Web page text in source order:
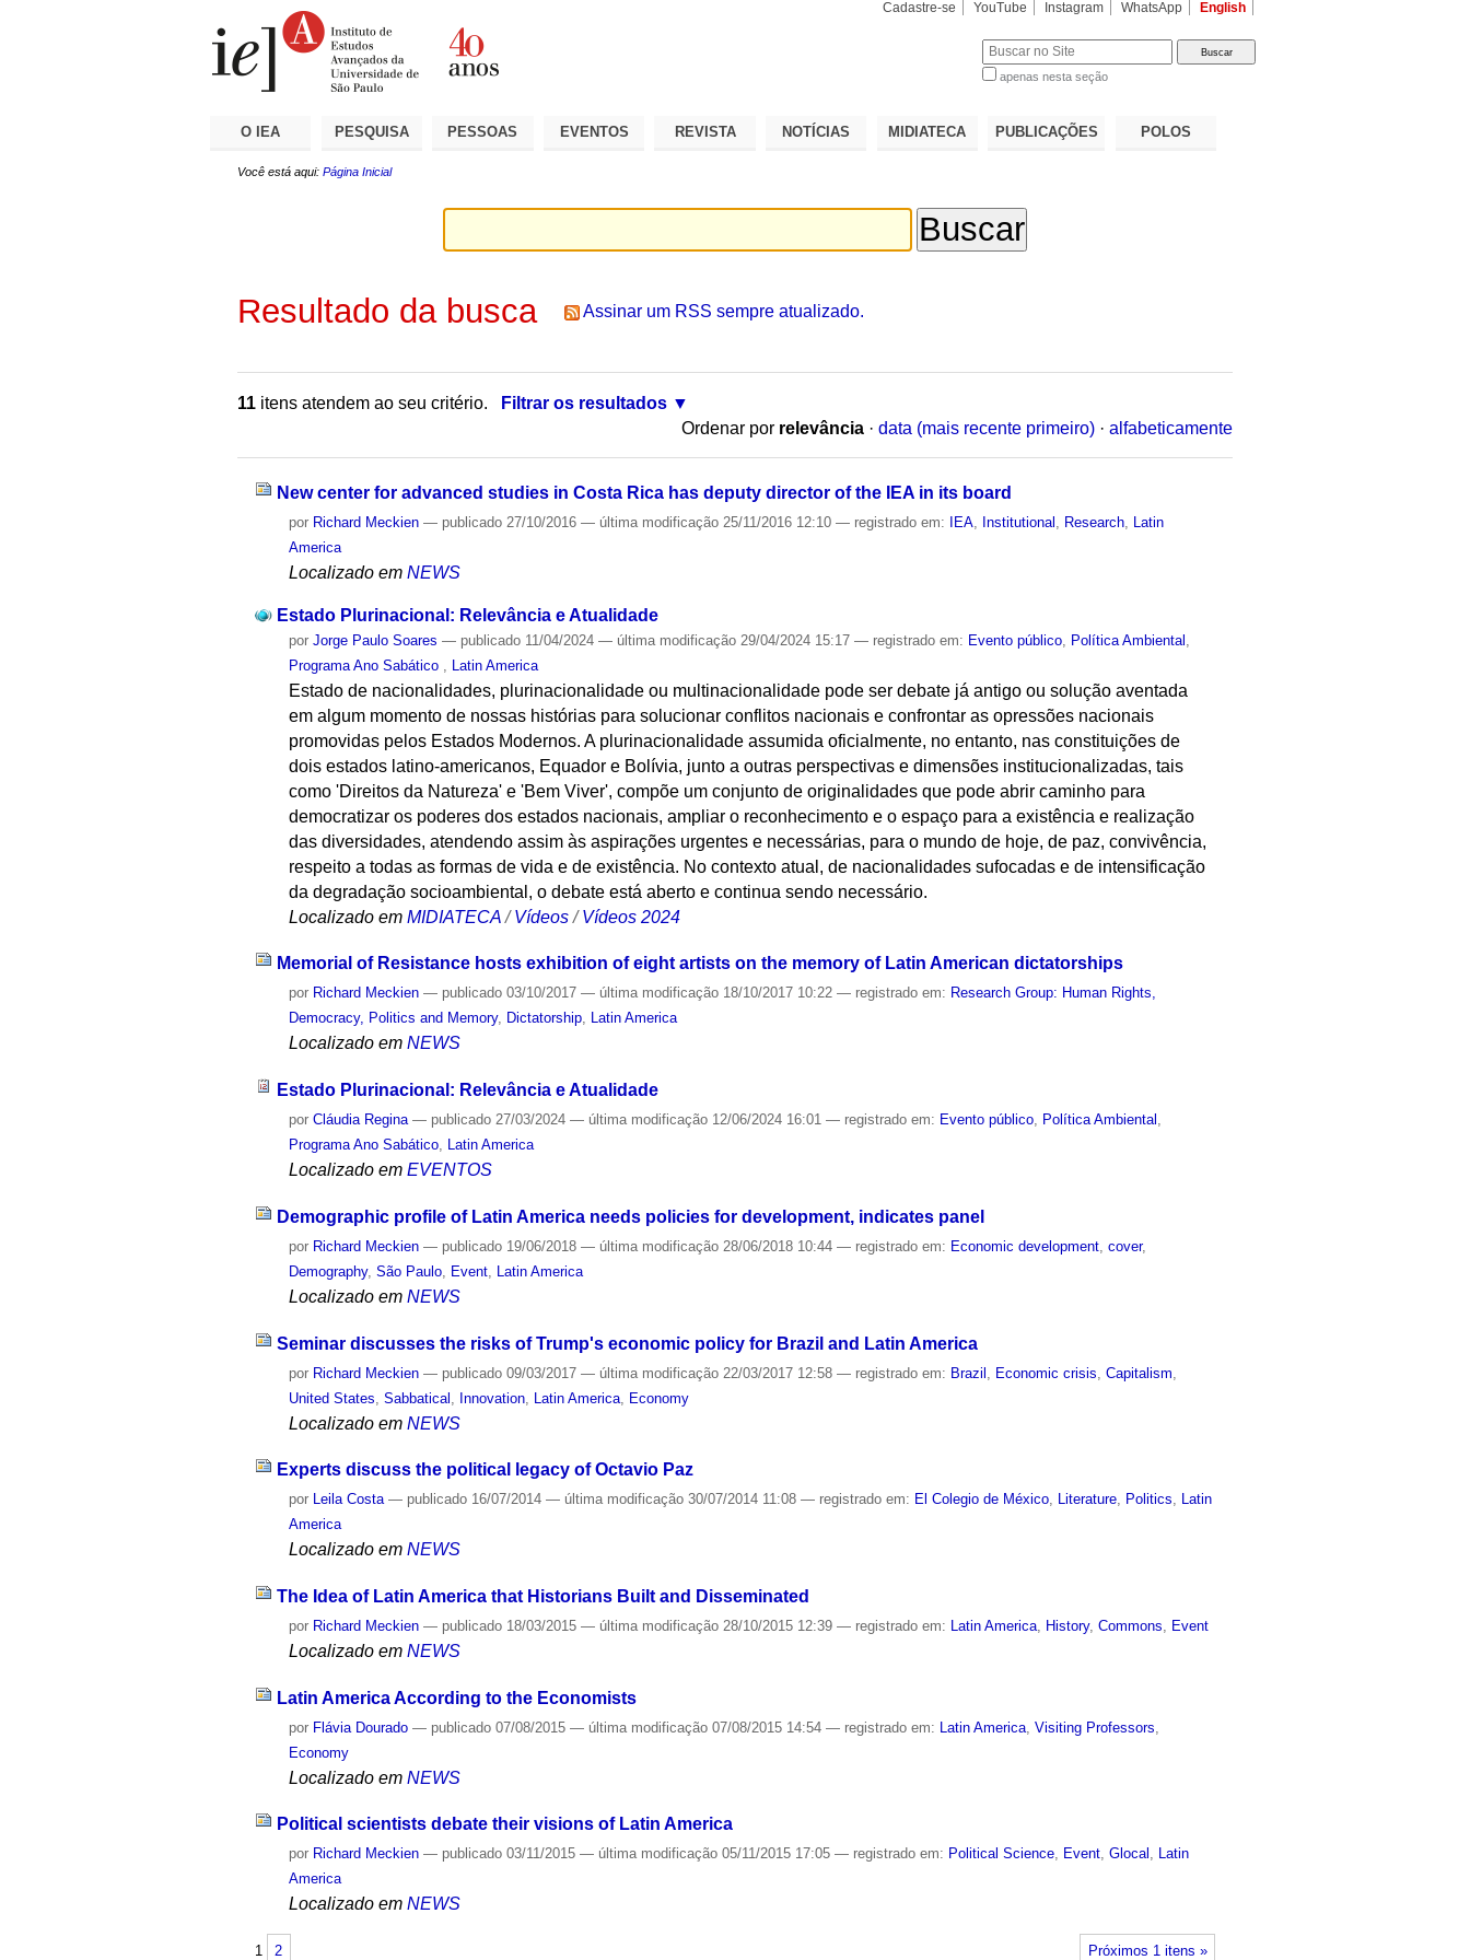
Cadastre-se YouTube Instagram WhatsApp English
apenas nesta seção
O IEA PESQUISA PESSOAS EVENTOS REVISTA NOTÍCIAS MIDIATECA PUBLICAÇÕES POLOS
Você está aqui: Página Inicial
Resultado da busca Assinar um RSS sempre atualizado.
11 itens atendem ao seu critério.
Filtrar os resultados
Ordenar por relevância · data (mais recente primeiro) · alfabeticamente
New center for advanced studies in Costa Rica has deputy director of the IEA in its board
por Richard Meckien — publicado 27/10/2016— última modificação 25/11/2016 12:10— registrado em: IEA Institutional Research
Latin
America
Localizado em NEWS
Estado Plurinacional: Relevância e Atualidade
porJorge Paulo Soares — publicado 11/04/2024— última modificação 29/04/2024 15:17— registrado em: Evento público Política Ambiental
Programa Ano Sabático
Latin America
Estado de nacionalidades, plurinacionalidade ou multinacionalidade pode ser debate já antigo ou solução aventada
em algum momento de nossas histórias para solucionar conflitos nacionais e confrontar as opressões nacionais
promovidas pelos Estados Modernos. A plurinacionalidade assumida oficialmente, no entanto, nas constituições de
dois estados latino-americanos, Equador e Bolívia, junto a outras perspectivas e dimensões institucionalizadas, tais
como 'Direitos da Natureza' e 'Bem Viver', compõe um conjunto de originalidades que pode abrir caminho para
democratizar os poderes dos estados nacionais, ampliar o reconhecimento e o espaço para a existência e realização
das diversidades, atendendo assim às aspirações urgentes e necessárias, para o mundo de hoje, de paz, convivência,
respeito a todas as formas de vida e de existência. No contexto atual, de nacionalidades sufocadas e de intensificação
da degradação socioambiental, o debate está aberto e continua sendo necessário.
Localizado em MIDIATECA /Vídeos /Vídeos 2024
Memorial of Resistance hosts exhibition of eight artists on the memory of Latin American dictatorships
por Richard Meckien — publicado 03/10/2017— última modificação 18/10/2017 10:22— registrado em: Research Group: Human Rights,
Democracy, Politics and Memory, Dictatorship, Latin America
Localizado em NEWS
Estado Plurinacional: Relevância e Atualidade
porCláudia Regina — publicado 27/03/2024— última modificação 12/06/2024 16:01— registrado em: Evento público, Política Ambiental ,
Programa Ano Sabático, Latin America
Localizado em EVENTOS
Demographic profile of Latin America needs policies for development, indicates panel
por Richard Meckien — publicado 19/06/2018— última modificação 28/06/2018 10:44— registrado em: Economic development ,cover,
Demography,São Paulo Event Latin America
Localizado em NEWS
Seminar discusses the risks of Trump's economic policy for Brazil and Latin America
por Richard Meckien — publicado 09/03/2017— última modificação 22/03/2017 12:58— registrado em: Brazil Economic crisis ,Capitalism
United States ,Sabbatical Innovation Latin America Economy
Localizado em NEWS
Experts discuss the political legacy of Octavio Paz
por Leila Costa — publicado 16/07/2014— última modificação 30/07/2014 11:08— registrado em: El Colegio de México, Literature, Politics, Latin
America
Localizado em NEWS
The Idea of ​​Latin America that Historians Built and Disseminated
por Richard Meckien — publicado 18/03/2015— última modificação 28/10/2015 12:39— registrado em: Latin America History,Commons Event
Localizado em NEWS
Latin America According to the Economists
por Flávia Dourado — publicado 07/08/2015— última modificação 07/08/2015 14:54— registrado em: Latin America ,Visiting Professors
Economy
Localizado em NEWS
Political scientists debate their visions of Latin America
por Richard Meckien — publicado 03/11/2015— última modificação 05/11/2015 17:05— registrado em: Political Science, Event,Glocal , Latin
America
Localizado em NEWS
Próximos 1 itens »
1 2